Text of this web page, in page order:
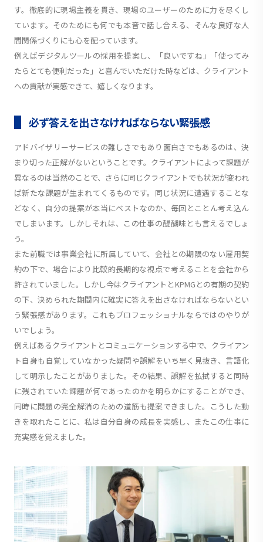
す。徹底的に現場主義を貫き、現場のユーザーのために力を尽くし
ています。そのためにも何でも本音で話し合える、そんな良好な人
間関係づくりにも心を配っています。
例えばデジタルツールの採用を提案し、「良いですね」「使ってみ
たらとても便利だった」と喜んでいただけた時などは、クライアント
への貢献が実感できて、嬉しくなります。
必ず答えを出さなければならない緊張感
アドバイザリーサービスの難しさでもあり面白さでもあるのは、決
まり切った正解がないということです。クライアントによって課題が
異なるのは当然のことで、さらに同じクライアントでも状況が変われ
ば新たな課題が生まれてくるものです。同じ状況に遭遇することな
どなく、自分の提案が本当にベストなのか、毎回とことん考え込ん
でしまいます。しかしそれは、この仕事の醍醐味とも言えるでしょ
う。
また前職では事業会社に所属していて、会社との期限のない雇用契
約の下で、場合により比較的長期的な視点で考えることを会社から
許されていました。しかし今はクライアントとKPMGとの有期の契約
の下、決められた期間内に確実に答えを出さなければならないとい
う緊張感があります。これもプロフェッショナルならではのやりが
いでしょう。
例えばあるクライアントとコミュニケーションする中で、クライアン
ト自身も自覚していなかった疑問や誤解をいち早く見抜き、言語化
して明示したことがありました。その結果、誤解を払拭すると同時
に残されていた課題が何であったのかを明らかにすることができ、
同時に問題の完全解消のための道筋も提案できました。こうした動
きを取れたことに、私は自分自身の成長を実感し、またこの仕事に
充実感を覚えました。